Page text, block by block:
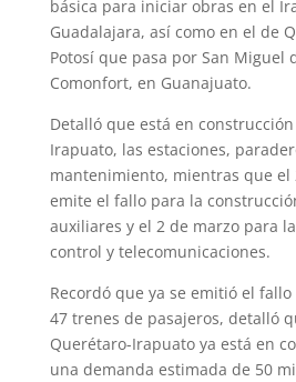
básica para iniciar obras en el
Guadalajara, así como en el de
Potosí que pasa por San Miguel
Comonfort, en Guanajuato.
Detalló que está en
Irapuato, las estaciones,
mantenimiento, mientras que el
emite el fallo para la
auxiliares y el 2 de marzo para
control y telecomunicaciones.
Recordó que ya se emitió el
47 trenes de pasajeros, detalló
Querétaro-Irapuato ya está en
una demanda estimada de 50